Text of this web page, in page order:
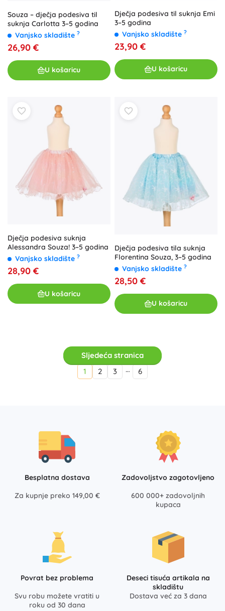
Souza – dječja podesiva til
suknja Carlotta 3–5 godina
Vanjsko skladište ?
26,90 €
U košaricu
Dječja podesiva til suknja Emi
3–5 godina
Vanjsko skladište ?
23,90 €
U košaricu
Dječja podesiva suknja
Alessandra Souza! 3–5 godina
Vanjsko skladište ?
28,90 €
U košaricu
Dječja podesiva tila suknja
Florentina Souza, 3–5 godina
Vanjsko skladište ?
28,50 €
U košaricu
Sljedeća stranica
1
2 3 … 6
Besplatna dostava
Za kupnje preko 149,00 €
Zadovoljstvo zagotovljeno
600 000+ zadovoljnih
kupaca
Povrat bez problema
Svu robu možete vratiti u
roku od 30 dana
Deseci tisuća artikala na
skladištu
Dostava već za 3 dana